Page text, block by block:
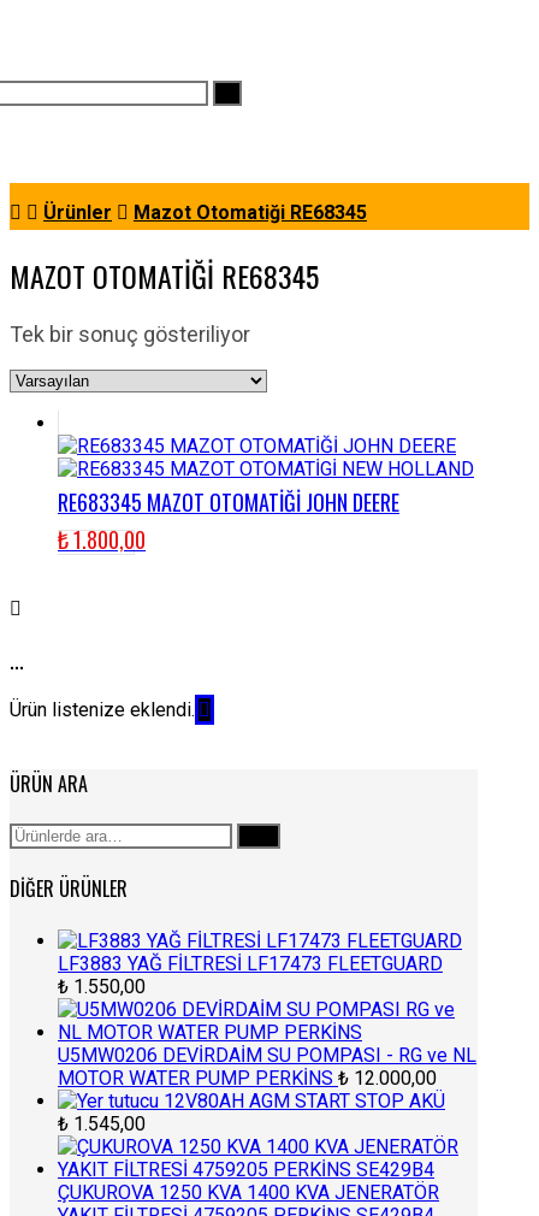
Ürünler Mazot Otomatiği RE68345
MAZOT OTOMATIĞI RE68345
Tek bir sonuç gösteriliyor
RE683345 MAZOT OTOMATİĞİ JOHN DEERE
₺1.800,00
...
Ürün listenize eklendi.
ÜRÜN ARA
Ara:
DIĞER ÜRÜNLER
LF3883 YAĞ FİLTRESİ LF17473 FLEETGUARD
₺ 1.550,00
U5MW0206 DEVİRDAİM SU POMPASI - RG ve NL
MOTOR WATER PUMP PERKİNS ₺ 12.000,00
12V80AH AGM START STOP AKÜ
₺ 1.545,00
ÇUKUROVA 1250 KVA 1400 KVA JENERATÖR